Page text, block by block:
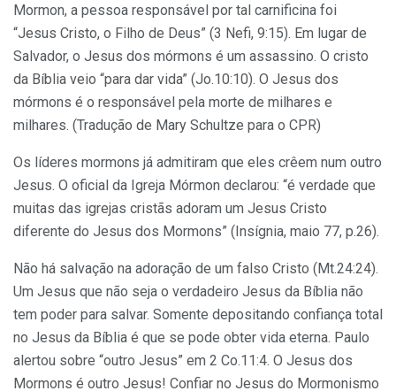
Mormon, a pessoa responsável por tal carnificina foi
“Jesus Cristo, o Filho de Deus” (3 Nefi, 9:15). Em lugar de
Salvador, o Jesus dos mórmons é um assassino. O cristo
da Bíblia veio “para dar vida” (Jo.10:10). O Jesus dos
mórmons é o responsável pela morte de milhares e
milhares. (Tradução de Mary Schultze para o CPR)
Os líderes mormons já admitiram que eles crêem num outro
Jesus. O oficial da Igreja Mórmon declarou: “é verdade que
muitas das igrejas cristãs adoram um Jesus Cristo
diferente do Jesus dos Mormons” (Insígnia, maio 77, p.26).
Não há salvação na adoração de um falso Cristo (Mt.24:24).
Um Jesus que não seja o verdadeiro Jesus da Bíblia não
tem poder para salvar. Somente depositando confiança total
no Jesus da Bíblia é que se pode obter vida eterna. Paulo
alertou sobre “outro Jesus” em 2 Co.11:4. O Jesus dos
Mormons é outro Jesus! Confiar no Jesus do Mormonismo